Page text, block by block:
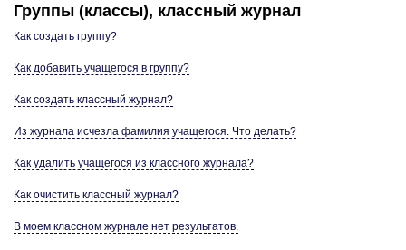
Груп­пы (клас­сы), класс­ный жур­нал
Как со­здать груп­пу?
Как до­ба­вить уча­ще­го­ся в груп­пу?
Как со­здать класс­ный жур­нал?
Из жур­на­ла ис­чез­ла фа­ми­лия уча­ще­го­ся. Что де­лать?
Как уда­лить уча­ще­го­ся из класс­но­го жур­на­ла?
Как очи­стить класс­ный жур­нал?
В моем класс­ном жур­на­ле нет ре­зуль­та­тов.